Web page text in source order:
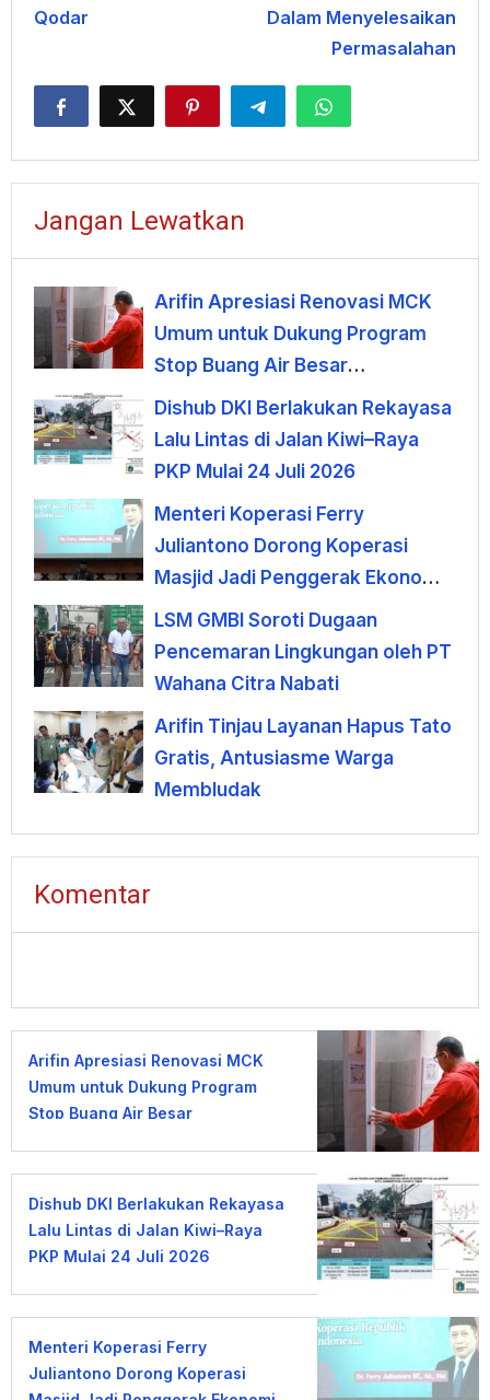
Qodar
Dalam Menyelesaikan
Permasalahan
Jangan Lewatkan
Arifin Apresiasi Renovasi MCK
Umum untuk Dukung Program
Stop Buang Air Besar
Sembarangan
Dishub DKI Berlakukan Rekayasa
Lalu Lintas di Jalan Kiwi–Raya
PKP Mulai 24 Juli 2026
Menteri Koperasi Ferry
Juliantono Dorong Koperasi
Masjid Jadi Penggerak Ekonomi
Umat
LSM GMBI Soroti Dugaan
Pencemaran Lingkungan oleh PT
Wahana Citra Nabati
Arifin Tinjau Layanan Hapus Tato
Gratis, Antusiasme Warga
Membludak
Komentar
Arifin Apresiasi Renovasi MCK
Umum untuk Dukung Program
Stop Buang Air Besar
Dishub DKI Berlakukan Rekayasa
Lalu Lintas di Jalan Kiwi–Raya
PKP Mulai 24 Juli 2026
Menteri Koperasi Ferry
Juliantono Dorong Koperasi